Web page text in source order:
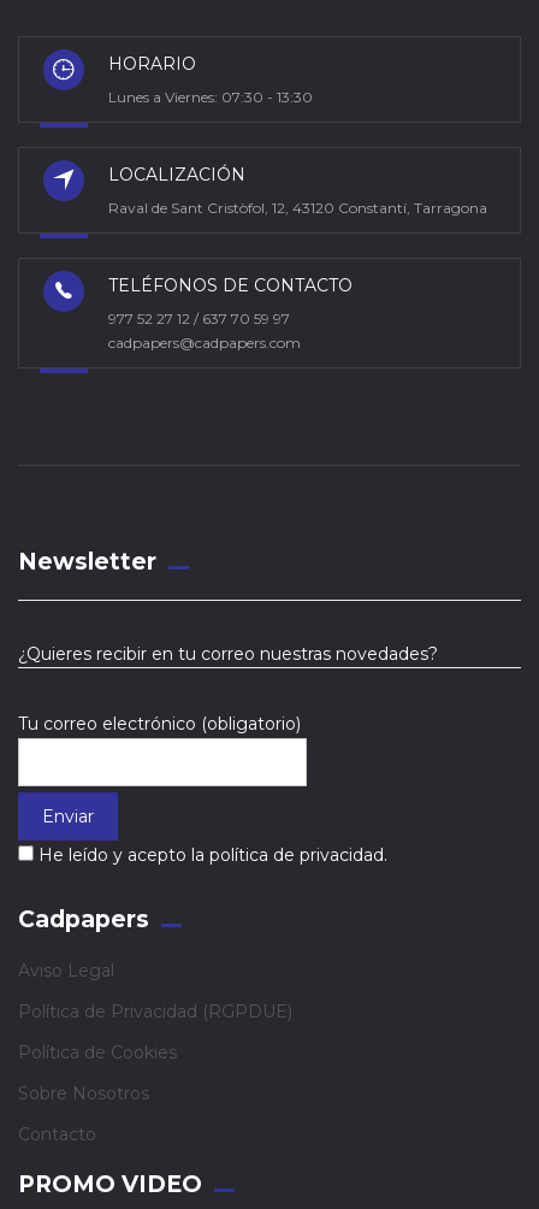
HORARIO
Lunes a Viernes: 07:30 - 13:30
LOCALIZACIÓN
Raval de Sant Cristòfol, 12, 43120 Constantí, Tarragona
TELÉFONOS DE CONTACTO
977 52 27 12 / 637 70 59 97
cadpapers@cadpapers.com
Newsletter
¿Quieres recibir en tu correo nuestras novedades?
Tu correo electrónico (obligatorio)
He leído y acepto la política de privacidad.
Cadpapers
Aviso Legal
Política de Privacidad (RGPDUE)
Política de Cookies
Sobre Nosotros
Contacto
PROMO VIDEO